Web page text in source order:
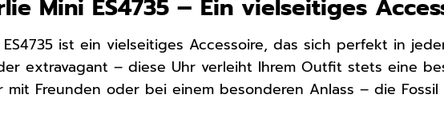
Mini ES4735 – Ein vielseitiges
ES4735 ist ein vielseitiges Accessoire, das sich perfekt in
extravagant – diese Uhr verleiht Ihrem Outfit stets eine
mit Freunden oder bei einem besonderen Anlass – die Fossil